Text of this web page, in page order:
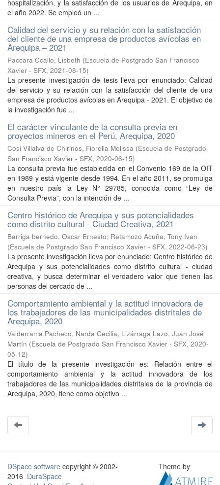
hospitalización, y la satisfacción de los usuarios de Arequipa, en
el año 2022. Se empleó un ...
Calidad del servicio y su relación con la satisfacción
del cliente de una empresa de productos avícolas en
Arequipa – 2021
Paccara Ccallo, Lisbeth (Escuela de Postgrado San Francisco
Xavier - SFX, 2021-08-15)
La presente investigación de tesis lleva por enunciado: Calidad
del servicio y su relación con la satisfacción del cliente de una
empresa de productos avícolas en Arequipa - 2021. El objetivo de
la investigación fue ...
El carácter vinculante de la consulta previa en
proyectos mineros en el Perú, Arequipa, 2020
Cosi Villalva de Chirinos, Fiorella Melissa (Escuela de Postgrado
San Francisco Xavier - SFX, 2020-06-15)
La consulta previa fue establecida en el Convenio 169 de la OIT
en 1989 y está vigente desde 1994. En el año 2011, se promulga
en nuestro país la Ley N° 29785, conocida como “Ley de
Consulta Previa”, con la intención de ...
Centro histórico de Arequipa y sus potencialidades
como distrito cultural - Ciudad Creativa, 2021
Barriga bernedo, Oscar Ernesto; Retamozo Acuña, Tony Ivan
(Escuela de Postgrado San Francisco Xavier - SFX, 2022-06-23)
La presente investigación lleva por enunciado: Centro histórico de
Arequipa y sus potencialidades como distrito cultural - ciudad
creativa, y busca determinar el verdadero valor que tienen las
personas del cercado de ...
Comportamiento ambiental y la actitud innovadora de
los trabajadores de las municipalidades distritales de
Arequipa, 2020
Valderrama Pacheco, Narda Cecilia; Lizárraga Lazo, Juan José
Martín (Escuela de Postgrado San Francisco Xavier - SFX, 2020-
05-12)
El título de la presente investigación es: Relación entre el
comportamiento ambiental y la actitud innovadora de los
trabajadores de las municipalidades distritales de la provincia de
Arequipa, 2020, tiene como objetivo ...
DSpace software copyright © 2002-
2016 DuraSpace
Theme by